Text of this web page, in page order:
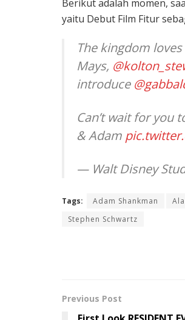
Berikut adalah momen,
yaitu Debut Film Fitur
The kingdom
Mays,
introduce
Can’t wait for you
& Adam
— Walt Disney
Tags: Adam Shankman
Stephen Schwartz
Previous Post